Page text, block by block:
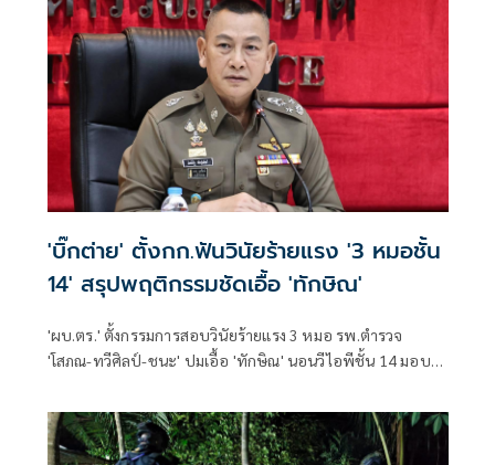
'บิ๊กต่าย' ตั้งกก.ฟันวินัยร้ายแรง '3 หมอชั้น
14' สรุปพฤติกรรมชัดเอื้อ 'ทักษิณ'
'ผบ.ตร.' ตั้งกรรมการสอบวินัยร้ายแรง 3 หมอ รพ.ตำรวจ
'โสภณ-ทวีศิลป์-ชนะ' ปมเอื้อ 'ทักษิณ' นอนวีไอพีชั้น 14 มอบ